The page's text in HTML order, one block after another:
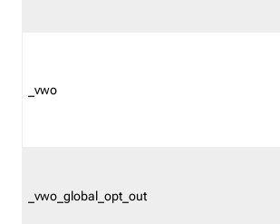
_vwo
_vwo_global_opt_out